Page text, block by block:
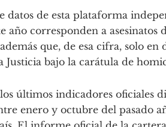
datos de esta plataforma
año corresponden a asesinatos
que, de esa cifra, solo
Justicia bajo la carátula de
últimos indicadores
enero y octubre del pasado